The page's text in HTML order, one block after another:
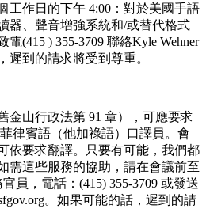
工作日的下午 4:00：對於美國手語
器、聲音增強系統和/或替代格式
(415 ) 355-3709 聯絡Kyle Wehner
遲到的請求將受到尊重。
金山行政法第 91 章），可應要求
律賓語（他加祿語）口譯員。會
依要求翻譯。只要有可能，我們都
需這些服務的協助，請在會議前至
員，電話：(415) 355-3709 或發送
。如果可能的話，遲到的請